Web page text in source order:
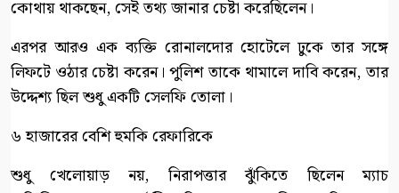
কোথায় থাকছেন, সেই তথ্য জানার চেষ্টা করেছিলেন।
এরপর আরও এক ব্যক্তি রোনালদোর হোটেলে ঢুকে তার সঙ্গে
লিফটে ওঠার চেষ্টা করেন। পুলিশ তাকে থামালে দাবি করেন, তার
উদ্দেশ্য ছিল শুধু একটি সেলফি তোলা।
৬ হাজারের বেশি হুমকি রেফারিকে
শুধু খেলোয়াড় নয়, নিরাপত্তার ঝুঁকিতে ছিলেন ম্যাচ